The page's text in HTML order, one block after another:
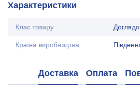
Характеристики
Клас товару
Країна виробництва
Доставка Оплата